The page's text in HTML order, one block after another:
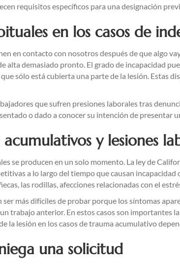
requisitos específicos para una designación
en los casos de
en contacto con nosotros después de que algo
alta demasiado pronto. El grado de incapacidad
sólo está cubierta una parte de la lesión. Estas
que sufren presiones laborales tras
o dado a conocer su intención de presentar
y lesiones
se producen en un solo momento. La ley de
a lo largo del tiempo que causan incapacidad
las rodillas, afecciones relacionadas con el
ser más difíciles de probar porque los síntomas
trabajo anterior. En estos casos son importantes
la lesión en los casos de trauma acumulativo
una solicitud